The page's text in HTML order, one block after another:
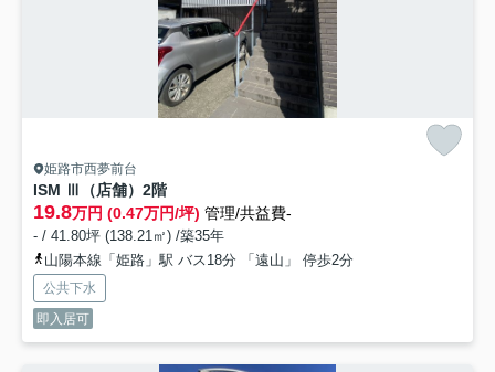
姫路市西夢前台
ISM Ⅲ（店舗） 2階
19.8万円 (0.47万円/坪) 管理/共益費-
- / 41.80坪 (138.21㎡) /築35年
山陽本線「姫路」駅 バス18分 「遠山」 停歩2分
公共下水
即入居可